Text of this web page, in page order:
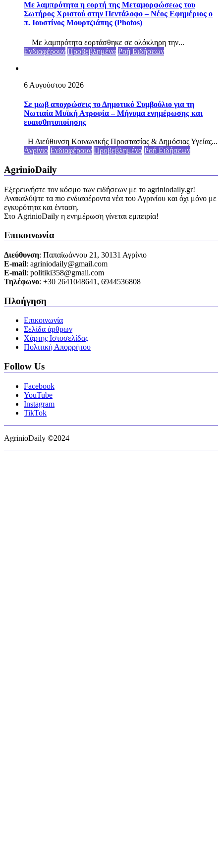
Με λαμπρότητα η εορτή της Μεταμορφώσεως του
Σωτήρος Χριστού στην Πεντάλοφο – Nέος Εφημέριος ο
π. Ιουστίνος Μουρτζιάπης (Photos)
Με λαμπρότητα εορτάσθηκε σε ολόκληρη την...
Ενδιαφέρουν Προβεβλημένα Ροή Ειδήσεων
6 Αυγούστου 2026
Σε μωβ αποχρώσεις το Δημοτικό Συμβούλιο για τη
Νωτιαία Μυϊκή Ατροφία – Μήνυμα ενημέρωσης και
ευαισθητοποίησης
Η Διεύθυνση Κοινωνικής Προστασίας & Δημόσιας Υγείας...
Αγρίνιο Ενδιαφέρουν Προβεβλημένα Ροή Ειδήσεων
AgrinioDaily
Εξερευνήστε τον κόσμο των ειδήσεων με το agriniodaily.gr!
Ανακαλύψτε τα πιο ενδιαφέροντα νέα του Αγρινίου και όχι μόνο με
εγκυρότητα και ένταση.
Στο AgrinioDaily η ενημέρωση γίνεται εμπειρία!
Επικοινωνία
Διεύθυνση: Παπαϊωάννου 21, 30131 Αγρίνιο
Ε-mail: agriniodaily@gmail.com
Ε-mail: politiki358@gmail.com
Τηλέφωνο: +30 2641048641, 6944536808
Πλοήγηση
Επικοινωνία
Σελίδα άρθρων
Χάρτης Ιστοσελίδας
Πολιτική Απορρήτου
Follow Us
Facebook
YouTube
Instagram
TikTok
AgrinioDaily ©2024